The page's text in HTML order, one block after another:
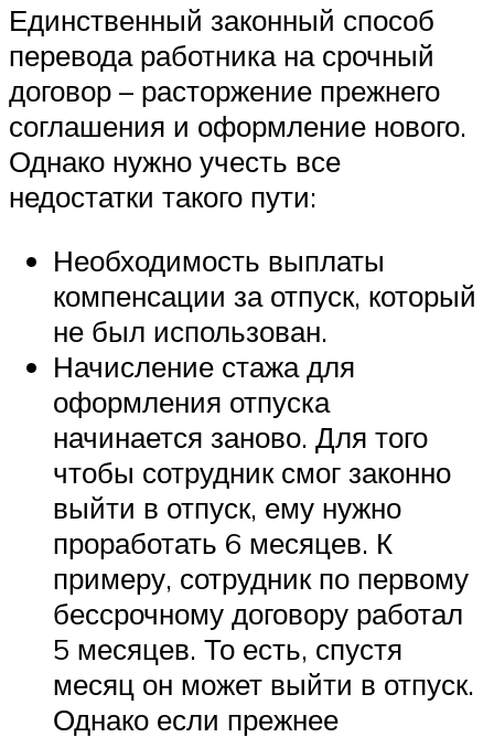
Единственный законный способ
перевода работника на срочный
договор – расторжение прежнего
соглашения и оформление нового.
Однако нужно учесть все
недостатки такого пути:
Необходимость выплаты
компенсации за отпуск, который
не был использован.
Начисление стажа для
оформления отпуска
начинается заново. Для того
чтобы сотрудник смог законно
выйти в отпуск, ему нужно
проработать 6 месяцев. К
примеру, сотрудник по первому
бессрочному договору работал
5 месяцев. То есть, спустя
месяц он может выйти в отпуск.
Однако если прежнее